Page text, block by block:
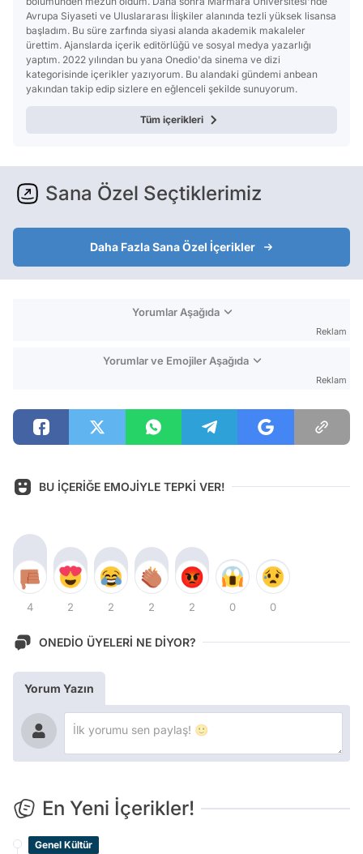
Avrupa Siyaseti ve Uluslararası İlişkiler alanında tezli yüksek lisansa
başladım. Bu süre zarfında siyasi alanda akademik makaleler
ürettim. Ajanslarda içerik editörlüğü ve sosyal medya yazarlığı
yaptım. 2022 yılından bu yana Onedio'da sinema ve dizi
kategorisinde içerikler yazıyorum. Bu alandaki gündemi anbean
yakından takip edip sizlere en eğlenceli şekilde sunuyorum.
Tüm içerikleri
Sana Özel Seçtiklerimiz
Daha Fazla Sana Özel İçerikler
Yorumlar Aşağıda
Reklam
Yorumlar ve Emojiler Aşağıda
Reklam
BU İÇERİĞE EMOJİYLE TEPKİ VER!
4 2 2 2 2 0 0
ONEDİO ÜYELERİ NE DİYOR?
Yorum Yazın
En Yeni İçerikler!
Genel Kültür